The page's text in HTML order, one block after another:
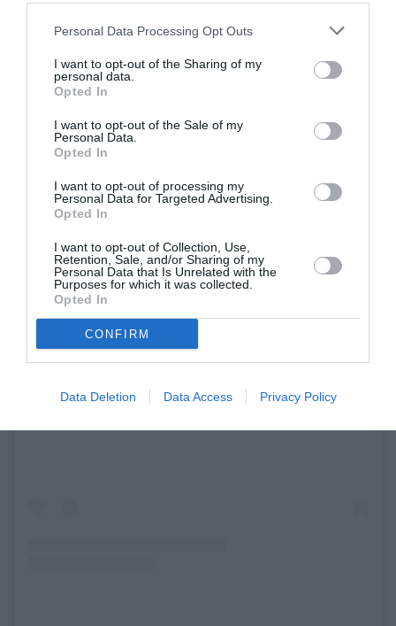
Personal Data Processing Opt Outs
I want to opt-out of the Sharing of my
personal data.
Opted In
I want to opt-out of the Sale of my
Personal Data.
Opted In
I want to opt-out of processing my
Personal Data for Targeted Advertising.
Opted In
I want to opt-out of Collection, Use,
Retention, Sale, and/or Sharing of my
Personal Data that Is Unrelated with the
Purposes for which it was collected.
Opted In
CONFIRM
Data Deletion Data Access Privacy Policy
Δείτε αυτή τη δημοσίευση στο Instagram.